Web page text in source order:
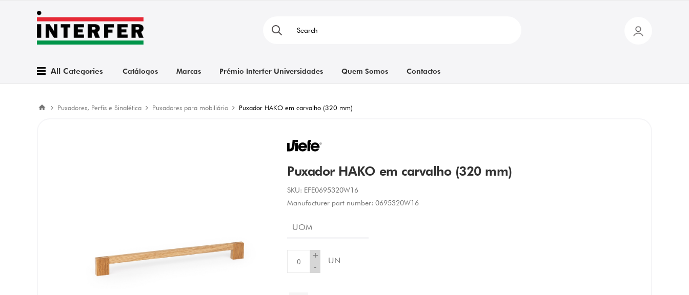
All Categories Catálogos Marcas Prémio Interfer Universidades Quem Somos Contactos
Puxadores, Perfis e Sinalética Puxadores para mobiliário Puxador HAKO em carvalho (320 mm)
Puxador HAKO em carvalho (320 mm)
SKU: EFE0695320W16
Manufacturer part number: 0695320W16
UOM
+
-
UN